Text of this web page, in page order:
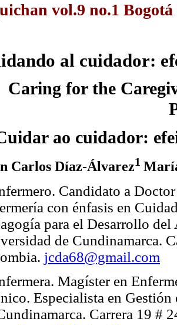
vol.9 no.1 Bogotá
al cuidador:
Caring for the
ao cuidador:
Carlos Díaz-Álvarez1
Candidato a
con énfasis en
para el Desarrollo
de Cundinamarca.
jcda68@gmail.com
Magíster en
Especialista en
Carrera 19 #